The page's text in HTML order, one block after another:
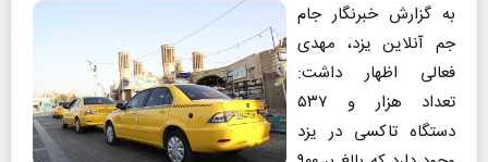
به گزارش خبرنگار جام
جم آنلاین یزد، مهدی
فعالی اظهار داشت:
تعداد هزار و ۵۳۷
دستگاه تاکسی در یزد